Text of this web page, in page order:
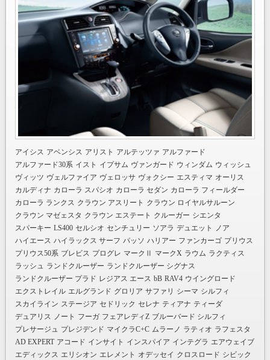
アイシス アベンシス アリスト アルテッツァ アルファード
アルファード30系 イスト イプサム ヴァンガード ウィンダム ウィッシュ
ヴィッツ ヴェルファイア ヴェロッサ ヴォクシー エスティマ オーリス
カルディナ カローラ スパシオ カローラ セダン カローラ フィールダー
カローラ ランクス クラウン アスリート クラウン ロイヤルサルーン
クラウン マゼェスタ クラウン エステート クルーガー シエンタ
スパーキー LS400 セルシオ センチュリー ソアラ デュエット
ノア
ハイエース ハイラックス サーフ パッソ ハリアー ファンカーゴ プリウス
プリウス50系 ブレビス プログレ マークⅡ マークX ラウム ラクティス
ラッシュ ランドクルーザー ランドクルーザー シグナス
ランドクルーザー プラド レジアス エース bB RAV4 ウイングロード
エクストレイル エルグランド グロリア サファリ シーマ シルフィ
スカイライン ステージア セドリック セレナ ティアナ ティーダ
デュアリス ノート フーガ フェアレディZ ブルーバード シルフィ
プレサージュ プレジデンド マイクラC+C ムラーノ ラティオ ラフェスタ
AD EXPERT アコード インサイト インスパイア インテグラ エアウェイブ
エディックス エリシオン エレメント オデッセイ クロスロード シビック